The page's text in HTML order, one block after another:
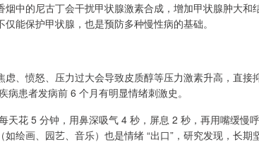
烟中的尼古丁会干扰甲状腺激素合成，增加甲状腺肿大和
能保护甲状腺，也是预防多种慢性病的基础。
、愤怒、压力过大会导致皮质醇等压力激素升高，直接
患者发病前 6 个月有明显情绪刺激史。
天花 5 分钟，用鼻深吸气 4 秒，屏息 2 秒，再用嘴缓慢
绘画、园艺、音乐）也是情绪 “出口”，研究发现，长期